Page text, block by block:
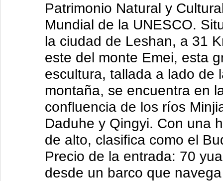
Patrimonio Natural y
Mundial de la UNESCO.
la ciudad de Leshan, a 31
este del monte Emei, esta
escultura, tallada a lado de
montaña, se encuentra en
confluencia de los ríos
Daduhe y Qingyi. Con una
de alto, clasifica como el
Precio de la entrada: 70
desde un barco que